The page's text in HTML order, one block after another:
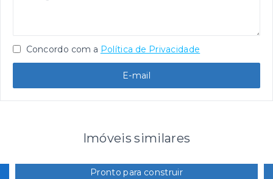
Concordo com a Política de Privacidade
E-mail
Imóveis similares
Pronto para construir